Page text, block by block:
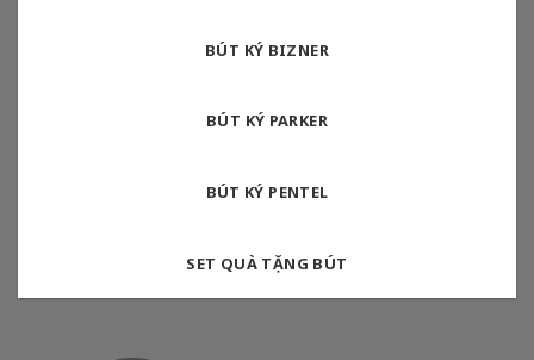
BÚT KÝ BIZNER
BÚT KÝ PARKER
BÚT KÝ PENTEL
SET QUÀ TẶNG BÚT